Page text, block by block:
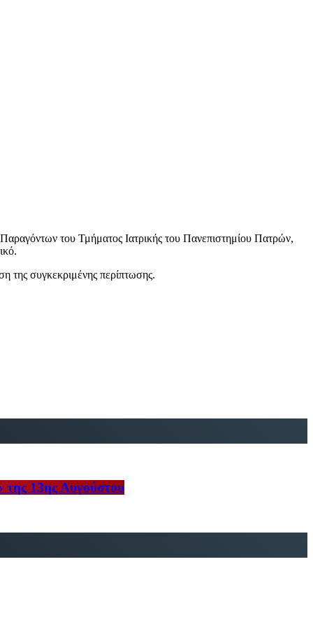
του Τμήματος Ιατρικής του Πανεπιστημίου Πατρών,
της συγκεκριμένης περίπτωσης.
της 13ης Αυγούστου